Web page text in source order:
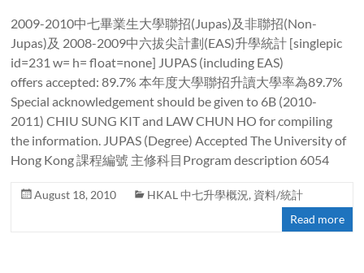
2009-2010中七畢業生大學聯招(Jupas)及非聯招(Non-
Jupas)及 2008-2009中六拔尖計劃(EAS)升學統計 [singlepic
id=231 w= h= float=none] JUPAS (including EAS)
offers accepted: 89.7% 本年度大學聯招升讀大學率為89.7%
Special acknowledgement should be given to 6B (2010-
2011) CHIU SUNG KIT and LAW CHUN HO for compiling
the information. JUPAS (Degree) Accepted The University of
Hong Kong 課程編號 主修科目Program description 6054
August 18, 2010 HKAL 中七升學概況, 資料/統計
Read more